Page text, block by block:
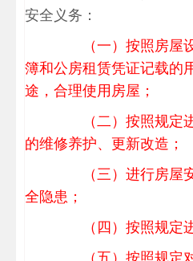
安全义务：
（一）按照房屋设
簿和公房租赁凭证记载的
途，合理使用房屋；
（二）按照规定进
的维修养护、更新改造；
（三）进行房屋安
全隐患；
（四）按照规定进
（五）按照规定对